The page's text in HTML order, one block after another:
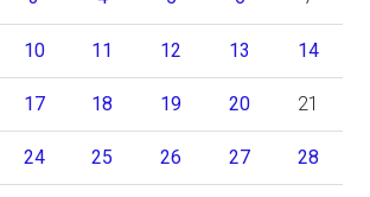
10 11 12 13 14
17 18 19 20 21
24 25 26 27 28